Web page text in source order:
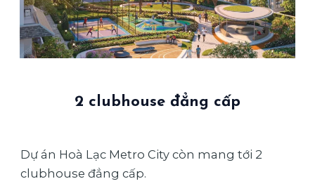
2 clubhouse đẳng cấp
Dự án Hoà Lạc Metro City còn mang tới 2
clubhouse đẳng cấp.